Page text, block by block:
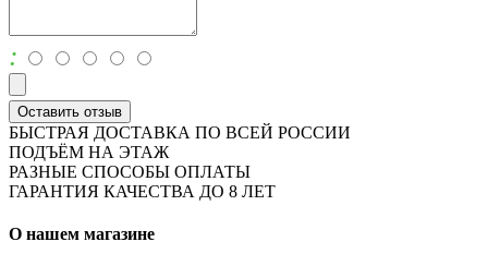
:
Оставить отзыв
БЫСТРАЯ ДОСТАВКА ПО ВСЕЙ РОССИИ
ПОДЪЁМ НА ЭТАЖ
РАЗНЫЕ СПОСОБЫ ОПЛАТЫ
ГАРАНТИЯ КАЧЕСТВА ДО 8 ЛЕТ
О нашем магазине